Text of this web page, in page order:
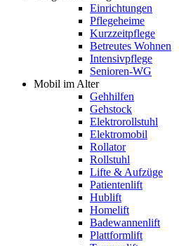
Einrichtungen
Pflegeheime
Kurzzeitpflege
Betreutes Wohnen
Intensivpflege
Senioren-WG
Mobil im Alter
Gehhilfen
Gehstock
Elektrorollstuhl
Elektromobil
Rollator
Rollstuhl
Lifte & Aufzüge
Patientenlift
Hublift
Homelift
Badewannenlift
Plattformlift